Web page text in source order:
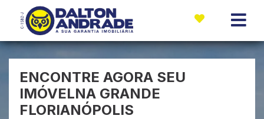
ENCONTRE AGORA SEU
IMÓVELNA GRANDE
FLORIANÓPOLIS